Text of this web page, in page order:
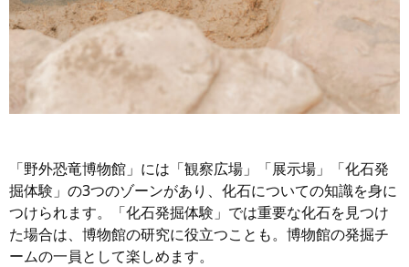
「野外恐竜博物館」には「観察広場」「展示場」「化石発
掘体験」の3つのゾーンがあり、化石についての知識を身に
つけられます。「化石発掘体験」では重要な化石を見つけ
た場合は、博物館の研究に役立つことも。博物館の発掘チ
ームの一員として楽しめます。